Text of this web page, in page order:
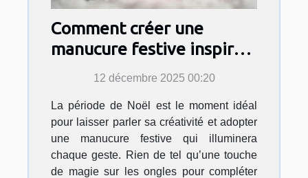
Comment créer une
manucure festive inspirée
par l'esprit de Noël ?
12 décembre 2025 00:20
La période de Noël est le moment idéal
pour laisser parler sa créativité et adopter
une manucure festive qui illuminera
chaque geste. Rien de tel qu’une touche
de magie sur les ongles pour compléter